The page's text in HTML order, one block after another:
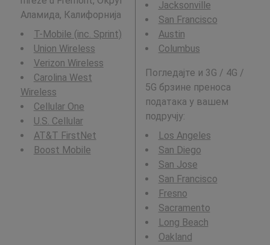
Аламида, Калифорнија
T-Mobile (inc. Sprint)
Union Wireless
Verizon Wireless
Carolina West
Wireless
Cellular One
U.S. Cellular
AT&T FirstNet
Boost Mobile
Jacksonville
San Francisco
Austin
Columbus
Погледајте и 3G / 4G /
5G брзине преноса
података у вашем
подручју:
Los Angeles
San Diego
San Jose
San Francisco
Fresno
Sacramento
Long Beach
Oakland